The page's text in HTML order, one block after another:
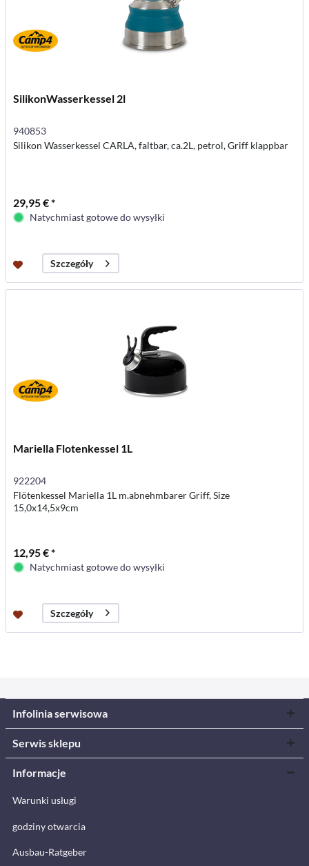
SilikonWasserkessel 2l
940853
Silikon Wasserkessel CARLA, faltbar, ca.2L, petrol, Griff klappbar
29,95 € *
Natychmiast gotowe do wysyłki
Szczegóły
Mariella Flotenkessel 1L
922204
Flötenkessel Mariella 1L m.abnehmbarer Griff, Size
15,0x14,5x9cm
12,95 € *
Natychmiast gotowe do wysyłki
Szczegóły
Infolinia serwisowa
Serwis sklepu
Informacje
Warunki usługi
godziny otwarcia
Ausbau-Ratgeber